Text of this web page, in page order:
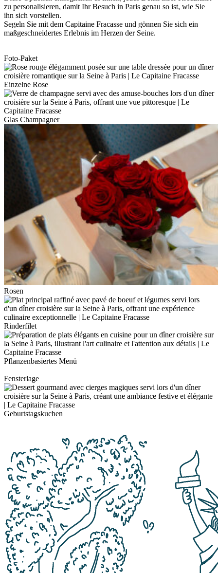
zu personalisieren, damit Ihr Besuch in Paris genau so ist, wie Sie
ihn sich vorstellen.
Segeln Sie mit dem Capitaine Fracasse und gönnen Sie sich ein
maßgeschneidertes Erlebnis im Herzen der Seine.
Foto-Paket
Einzelne Rose
Glas Champagner
Rosen
Rinderfilet
Pflanzenbasiertes Menü
Fensterlage
Geburtstagskuchen